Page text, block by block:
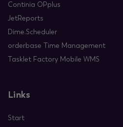
Continia OPplus
JetReports
Dime.Scheduler
orderbase Time Management
Tasklet Factory Mobile WMS
Links
Start